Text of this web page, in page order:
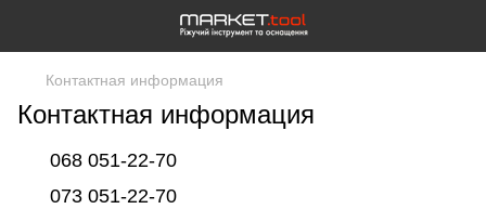
Контактная информация
Контактная информация
068 051-22-70
073 051-22-70